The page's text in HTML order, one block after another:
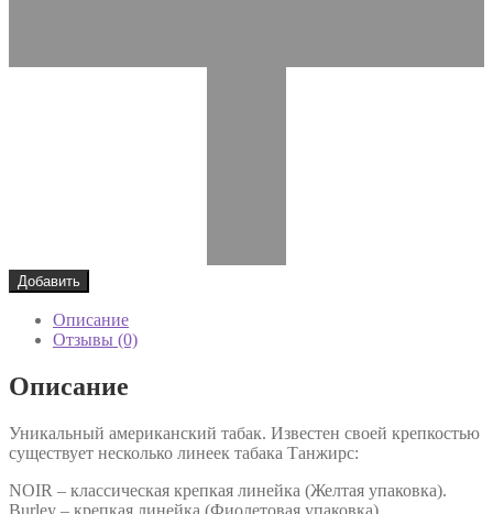
Добавить
Описание
Отзывы (0)
Описание
Уникальный американский табак. Известен своей крепкостью
существует несколько линеек табака Танжирс:
NOIR – классическая крепкая линейка (Желтая упаковка).
Burley – крепкая линейка (Фиолетовая упаковка).